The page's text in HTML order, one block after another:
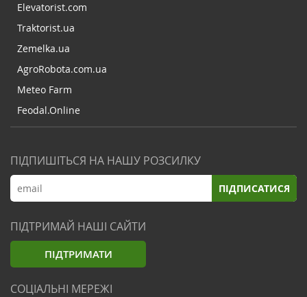
Elevatorist.com
Traktorist.ua
Zemelka.ua
AgroRobota.com.ua
Meteo Farm
Feodal.Online
ПІДПИШІТЬСЯ НА НАШУ РОЗСИЛКУ
ПІДПИСАТИСЯ
ПІДТРИМАЙ НАШІ САЙТИ
ПІДТРИМАТИ
СОЦІАЛЬНІ МЕРЕЖІ